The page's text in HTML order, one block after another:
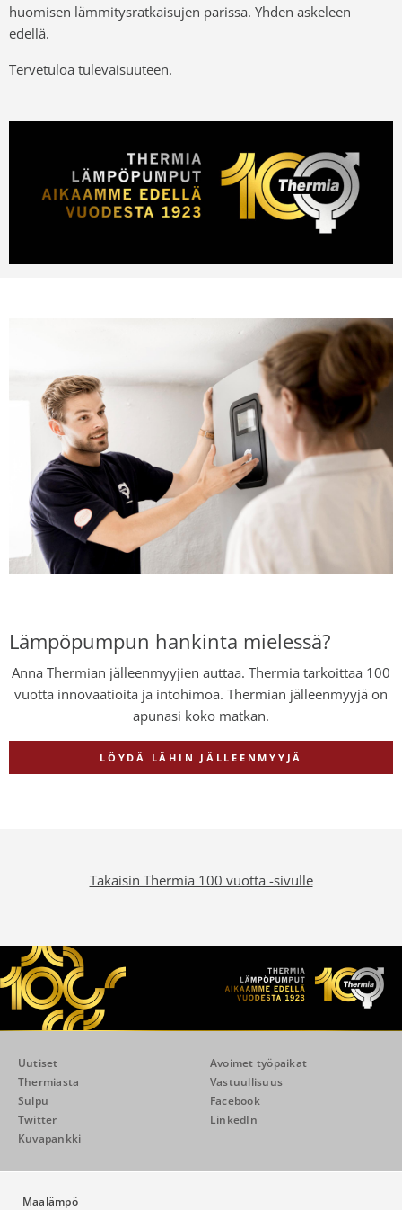
huomisen lämmitysratkaisujen parissa. Yhden askeleen
edellä.
Tervetuloa tulevaisuuteen.
Lämpöpumpun hankinta mielessä?
Anna Thermian jälleenmyyjien auttaa. Thermia tarkoittaa 100
vuotta innovaatioita ja intohimoa. Thermian jälleenmyyjä on
apunasi koko matkan.
LÖYDÄ LÄHIN JÄLLEENMYYJÄ
Takaisin Thermia 100 vuotta -sivulle
Uutiset
Avoimet työpaikat
Thermiasta
Vastuullisuus
Sulpu
Facebook
Twitter
LinkedIn
Kuvapankki
Maalämpö